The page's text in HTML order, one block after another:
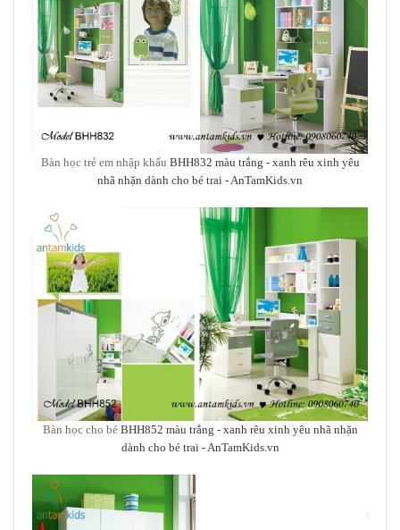
Bàn học trẻ em nhập khẩu BHH832 màu trắng - xanh rêu xinh yêu
nhã nhặn dành cho bé trai - AnTamKids.vn
Bàn học cho béBHH852 màu trắng - xanh rêu xinh yêu nhã nhặn
dành cho bé trai- AnTamKids.vn